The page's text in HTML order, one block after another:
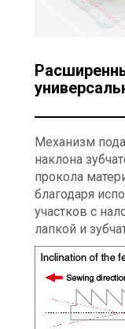
Механизм
наклона
прокола
благодаря
участков с
лапкой и